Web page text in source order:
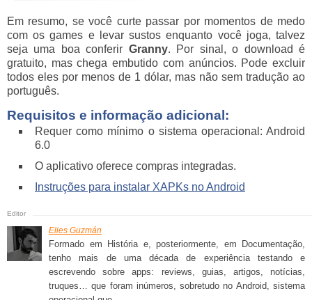
Em resumo, se você curte passar por momentos de medo
com os games e levar sustos enquanto você joga, talvez
seja uma boa conferir Granny. Por sinal, o download é
gratuito, mas chega embutido com anúncios. Pode excluir
todos eles por menos de 1 dólar, mas não sem tradução ao
português.
Requisitos e informação adicional:
Requer como mínimo o sistema operacional: Android
6.0
O aplicativo oferece compras integradas.
Instruções para instalar XAPKs no Android
Elies Guzmán
Formado em História e, posteriormente, em Documentação,
tenho mais de uma década de experiência testando e
escrevendo sobre apps: reviews, guias, artigos, notícias,
truques… que foram inúmeros, sobretudo no Android, sistema